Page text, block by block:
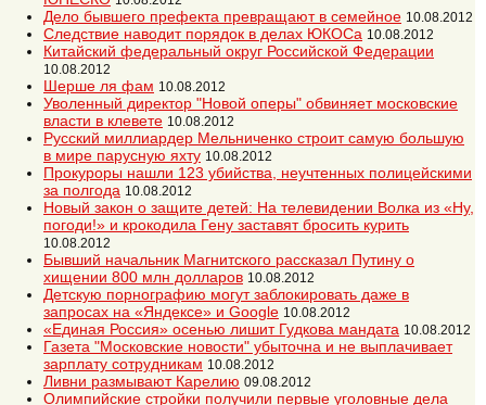
Дело бывшего префекта превращают в семейное 10.08.2012
Следствие наводит порядок в делах ЮКОСа 10.08.2012
Китайский федеральный округ Российской Федерации
10.08.2012
Шерше ля фам 10.08.2012
Уволенный директор "Новой оперы" обвиняет московские
власти в клевете 10.08.2012
Русский миллиардер Мельниченко строит самую большую
в мире парусную яхту 10.08.2012
Прокуроры нашли 123 убийства, неучтенных полицейскими
за полгода 10.08.2012
Новый закон о защите детей: На телевидении Волка из «Ну,
погоди!» и крокодила Гену заставят бросить курить
10.08.2012
Бывший начальник Магнитского рассказал Путину о
хищении 800 млн долларов 10.08.2012
Детскую порнографию могут заблокировать даже в
запросах на «Яндексе» и Google 10.08.2012
«Единая Россия» осенью лишит Гудкова мандата 10.08.2012
Газета "Московские новости" убыточна и не выплачивает
зарплату сотрудникам 10.08.2012
Ливни размывают Карелию 09.08.2012
Олимпийские стройки получили первые уголовные дела